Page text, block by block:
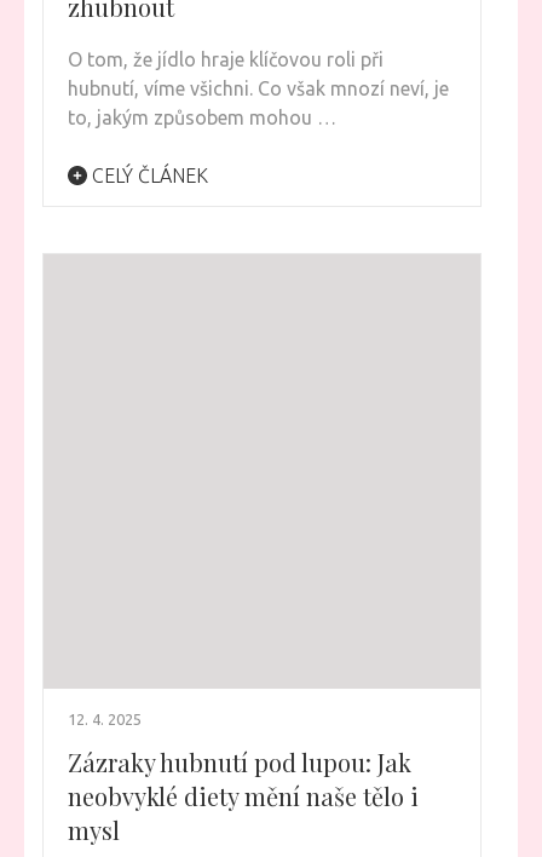
zhubnout
O tom, že jídlo hraje klíčovou roli při
hubnutí, víme všichni. Co však mnozí neví, je
to, jakým způsobem mohou …
CELÝ ČLÁNEK
12. 4. 2025
Zázraky hubnutí pod lupou: Jak
neobvyklé diety mění naše tělo i
mysl